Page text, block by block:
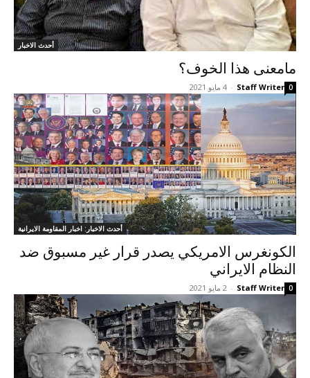
أحدث الاخبار
مامعنى هذا الخوف؟
Staff Writer
- 4 مايو 2021 0
أحدث الاخبار: اخبار المقاومة الايرانية
الکونغرس الامريکي يصدر قرار غير مسبوق ضد
النظام الايراني
Staff Writer
- 2 مايو 2021 0